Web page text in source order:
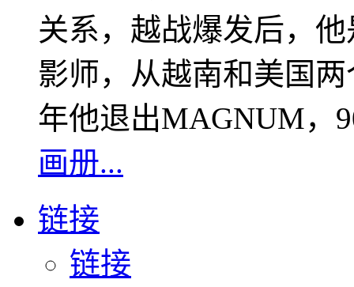
关系，越战爆发后，
影师，从越南和美国
年他退出MAGNUM，
画册...
链接
链接